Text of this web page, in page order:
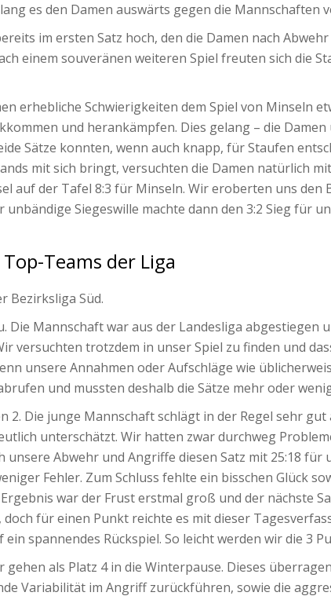
es den Damen auswärts gegen die Mannschaften
im ersten Satz hoch, den die Damen nach
einem souveränen weiteren Spiel freuten sich die
erhebliche Schwierigkeiten dem Spiel von Minseln
und herankämpfen. Dies gelang – die
Sätze konnten, wenn auch knapp, für Staufen
mit sich bringt, versuchten die Damen natürlich
auf der Tafel 8:3 für Minseln. Wir eroberten uns den
Siegeswille machte dann den 3:2 Sieg für
Teams der Liga
Bezirksliga Süd.
Die Mannschaft war aus der Landesliga abgestiegen
versuchten trotzdem in unser Spiel zu finden und
unsere Annahmen oder Aufschläge wie
und mussten deshalb die Sätze mehr oder
2. Die junge Mannschaft schlägt in der Regel sehr
unterschätzt. Wir hatten zwar durchweg
Abwehr und Angriffe diesen Satz mit 25:18 für
Fehler. Zum Schluss fehlte ein bisschen Glück
war der Frust erstmal groß und der nächste
für einen Punkt reichte es mit dieser
spannendes Rückspiel. So leicht werden wir die 3
als Platz 4 in die Winterpause. Dieses
Variabilität im Angriff zurückführen, sowie die